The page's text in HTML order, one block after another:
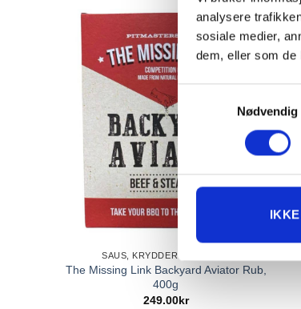
analysere
sosiale medier,
dem, eller som de
Nødvendig
SAUS, KRYDDER OG OLJER
The Missing Link Backyard Aviator Rub,
400g
249.00kr